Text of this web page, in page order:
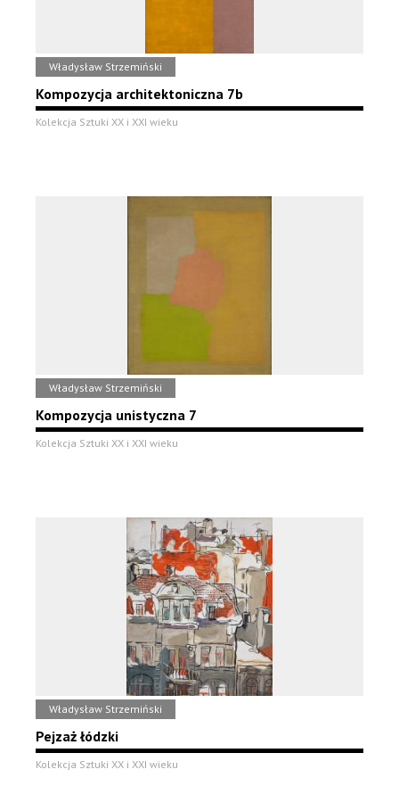
Władysław Strzemiński
Kompozycja architektoniczna 7b
Kolekcja Sztuki XX i XXI wieku
Władysław Strzemiński
Kompozycja unistyczna 7
Kolekcja Sztuki XX i XXI wieku
Władysław Strzemiński
Pejzaż łódzki
Kolekcja Sztuki XX i XXI wieku